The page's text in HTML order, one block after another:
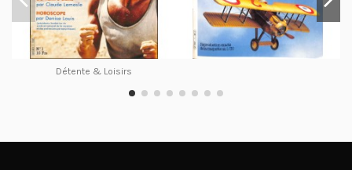
Détente & Loisirs